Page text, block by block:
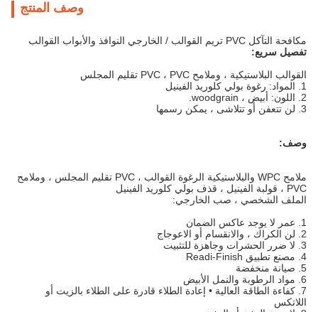
وصف المنتج
مكافحة التآكل PVC تريم القوالب / الخارجي النوافذ والأبواب القوالب
تفصيل سريع:
القوالب البلاستيكية ، وملامح PVC ، PVC تقليم المجلس
وصف:
ملامح WPC والبلاستيكية الرغوة القوالب ، PVC تقليم المجلس ، وملامح
PVC ، قولبة الفينيل ، قذف بولي كلوريد الفينيل
الملف الشخصي ، صب الخارجي:
4. مصنع تطبيق Readi-Finish
5. صيانة منخفضة
7. كفاءة الطاقة العالية • إعادة الطلاء قادرة على الطلاء بالزيت أو
اللاتكس